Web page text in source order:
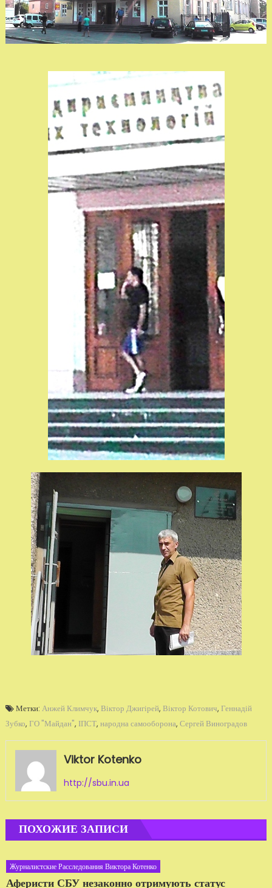
Метки: Анжей Климчук, Віктор Джигірей, Віктор Котович, Геннадій
Зубко, ГО "Майдан", ІПСТ, народна самооборона, Сергей Виноградов
Viktor Kotenko
http://sbu.in.ua
ПОХОЖИЕ ЗАПИСИ
Журналистские Расследования Виктора Котенко
Аферисти СБУ незаконно отримують статус